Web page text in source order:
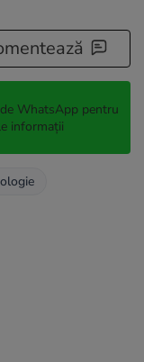
WhatsApp pentru
informații